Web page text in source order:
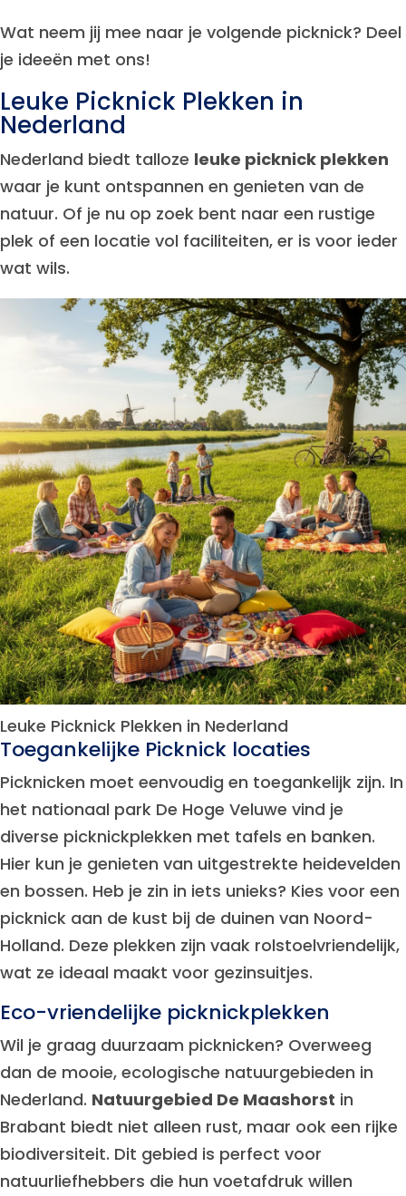
Wat neem jij mee naar je volgende picknick? Deel
je ideeën met ons!
Leuke Picknick Plekken in
Nederland
Nederland biedt talloze leuke picknick plekken
waar je kunt ontspannen en genieten van de
natuur. Of je nu op zoek bent naar een rustige
plek of een locatie vol faciliteiten, er is voor ieder
wat wils.
Leuke Picknick Plekken in Nederland
Toegankelijke Picknick locaties
Picknicken moet eenvoudig en toegankelijk zijn. In
het nationaal park De Hoge Veluwe vind je
diverse picknickplekken met tafels en banken.
Hier kun je genieten van uitgestrekte heidevelden
en bossen. Heb je zin in iets unieks? Kies voor een
picknick aan de kust bij de duinen van Noord-
Holland. Deze plekken zijn vaak rolstoelvriendelijk,
wat ze ideaal maakt voor gezinsuitjes.
Eco-vriendelijke picknickplekken
Wil je graag duurzaam picknicken? Overweeg
dan de mooie, ecologische natuurgebieden in
Nederland. Natuurgebied De Maashorst in
Brabant biedt niet alleen rust, maar ook een rijke
biodiversiteit. Dit gebied is perfect voor
natuurliefhebbers die hun voetafdruk willen